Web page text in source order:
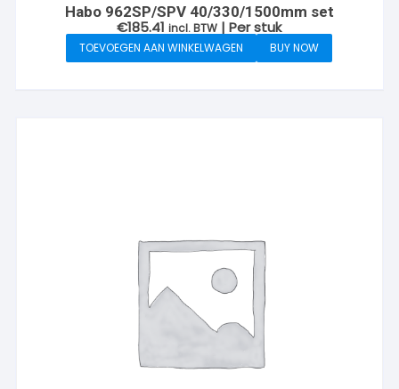
Habo 962SP/SPV 40/330/1500mm set
€185.41 incl. BTW | Per stuk
TOEVOEGEN AAN WINKELWAGEN BUY NOW